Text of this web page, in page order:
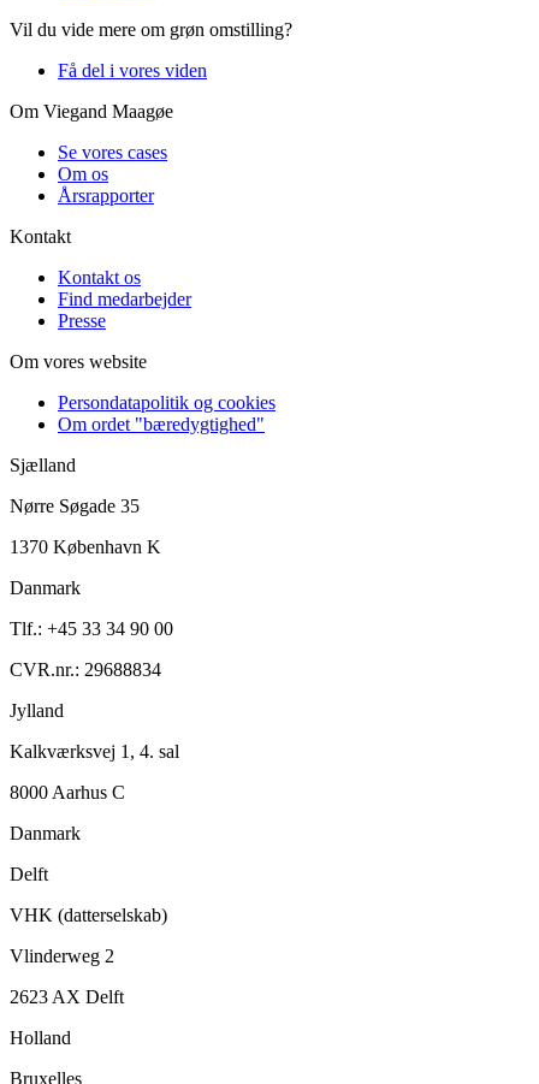
Vil du vide mere om grøn omstilling?
Få del i vores viden
Om Viegand Maagøe
Se vores cases
Om os
Årsrapporter
Kontakt
Kontakt os
Find medarbejder
Presse
Om vores website
Persondatapolitik og cookies
Om ordet "bæredygtighed"
Sjælland
Nørre Søgade 35
1370 København K
Danmark
Tlf.: +45 33 34 90 00
CVR.nr.: 29688834
Jylland
Kalkværksvej 1, 4. sal
8000 Aarhus C
Danmark
Delft
VHK (datterselskab)
Vlinderweg 2
2623 AX Delft
Holland
Bruxelles